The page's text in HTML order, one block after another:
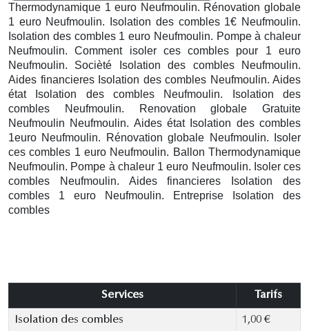
Thermodynamique 1 euro Neufmoulin. Rénovation globale
1 euro Neufmoulin. Isolation des combles 1€ Neufmoulin.
Isolation des combles 1 euro Neufmoulin. Pompe à chaleur
Neufmoulin. Comment isoler ces combles pour 1 euro
Neufmoulin. Socièté Isolation des combles Neufmoulin.
Aides financieres Isolation des combles Neufmoulin. Aides
état Isolation des combles Neufmoulin. Isolation des
combles Neufmoulin. Renovation globale Gratuite
Neufmoulin Neufmoulin. Aides état Isolation des combles
1euro Neufmoulin. Rénovation globale Neufmoulin. Isoler
ces combles 1 euro Neufmoulin. Ballon Thermodynamique
Neufmoulin. Pompe à chaleur 1 euro Neufmoulin. Isoler ces
combles Neufmoulin. Aides financieres Isolation des
combles 1 euro Neufmoulin. Entreprise Isolation des
combles
Services Tarifs
Isolation des combles 1,00 €